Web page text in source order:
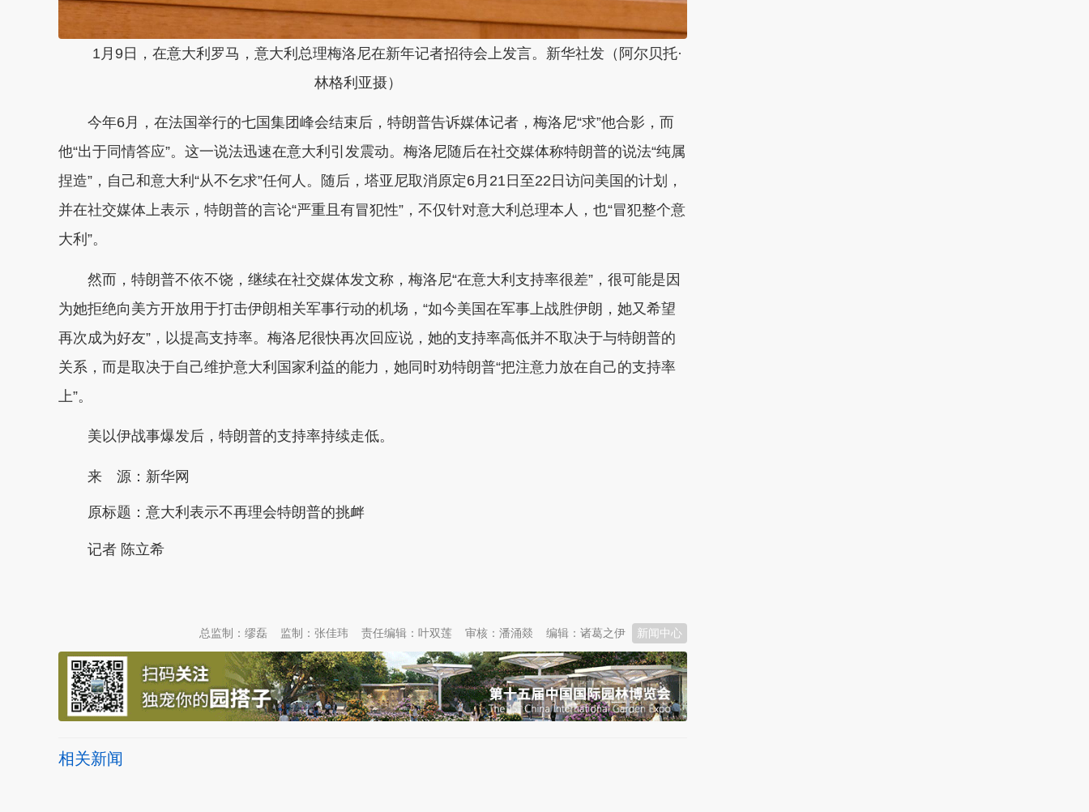
1月9日，在意大利罗马，意大利总理梅洛尼在新年记者招待会上发言。新华社发（阿尔贝托·
林格利亚摄）
今年6月，在法国举行的七国集团峰会结束后，特朗普告诉媒体记者，梅洛尼“求”他合影，而
他“出于同情答应”。这一说法迅速在意大利引发震动。梅洛尼随后在社交媒体称特朗普的说法“纯属
捏造”，自己和意大利“从不乞求”任何人。随后，塔亚尼取消原定6月21日至22日访问美国的计划，
并在社交媒体上表示，特朗普的言论“严重且有冒犯性”，不仅针对意大利总理本人，也“冒犯整个意
大利”。
然而，特朗普不依不饶，继续在社交媒体发文称，梅洛尼“在意大利支持率很差”，很可能是因
为她拒绝向美方开放用于打击伊朗相关军事行动的机场，“如今美国在军事上战胜伊朗，她又希望
再次成为好友”，以提高支持率。梅洛尼很快再次回应说，她的支持率高低并不取决于与特朗普的
关系，而是取决于自己维护意大利国家利益的能力，她同时劝特朗普“把注意力放在自己的支持率
上”。
美以伊战事爆发后，特朗普的支持率持续走低。
来 源：新华网
原标题： 意大利表示不再理会特朗普的挑衅
记者 陈立希
新闻中心
编辑：诸葛之伊
审核：潘涌燚
责任编辑：叶双莲
监制：张佳玮
总监制：缪磊
相关新闻